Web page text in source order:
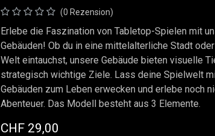
(0 Rezension)
Erlebe die Faszination von Tabletop-Spielen mit
Gebäuden! Ob du in eine mittelalterliche Stadt
Welt eintauchst, unsere Gebäude bieten visuelle
strategisch wichtige Ziele. Lass deine Spielwelt
Gebäuden zum Leben erwecken und erlebe noch
Abenteuer. Das Modell besteht aus 3 Elemente.
CHF 29,00